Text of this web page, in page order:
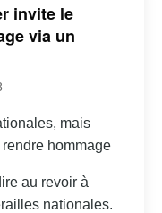
invite le
via un
mais
hommage
au revoir à
nationales.